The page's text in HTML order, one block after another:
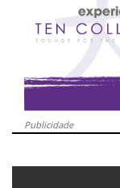
Publicidade